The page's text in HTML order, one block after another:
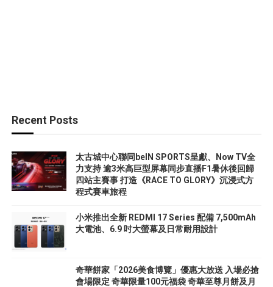
Recent Posts
太古城中心聯同beIN SPORTS呈獻、Now TV全
力支持 逾3米高巨型屏幕同步直播F1暑休後回歸
四站主賽事 打造《RACE TO GLORY》沉浸式方
程式賽車旅程
小米推出全新 REDMI 17 Series 配備 7,500mAh
大電池、6.9 吋大螢幕及日常耐用設計
奇華餅家「2026美食博覽」優惠大放送 入場必搶
會場限定 奇華限量100元福袋 奇華至尊月餅及月